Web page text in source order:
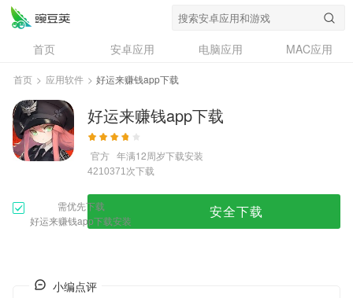
首页 安卓应用 电脑应用
MAC应用
资讯
专题
问答
首页 > 应用软件 > 好运来赚钱app下载
好运来赚钱app下载
官方 年满12周岁下载安装
4210371次下载
需优先下载
好运来赚钱app下载安装
安全下载
小编点评